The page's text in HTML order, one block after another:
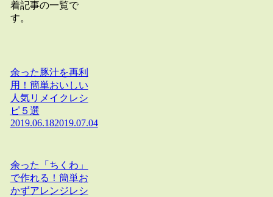
着記事の一覧で
す。
余った豚汁を再利
用！簡単おいしい
人気リメイクレシ
ピ５選
2019.06.182019.07.04
余った「ちくわ」
で作れる！簡単お
かずアレンジレシ